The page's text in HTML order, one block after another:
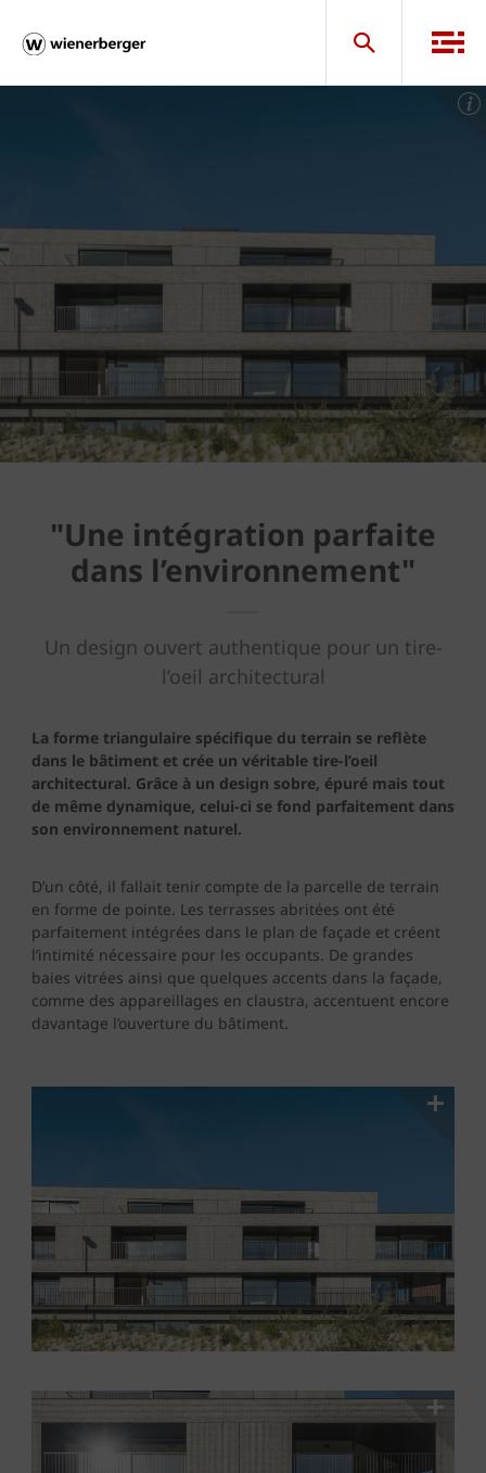
"Une intégration parfaite
dans l’environnement"
Un design ouvert authentique pour un tire-
l’oeil architectural
La forme triangulaire spécifique du terrain se reflète
dans le bâtiment et crée un véritable tire-l’oeil
architectural. Grâce à un design sobre, épuré mais tout
de même dynamique, celui-ci se fond parfaitement dans
son environnement naturel.
D’un côté, il fallait tenir compte de la parcelle de terrain
en forme de pointe. Les terrasses abritées ont été
parfaitement intégrées dans le plan de façade et créent
l’intimité nécessaire pour les occupants. De grandes
baies vitrées ainsi que quelques accents dans la façade,
comme des appareillages en claustra, accentuent encore
davantage l’ouverture du bâtiment.